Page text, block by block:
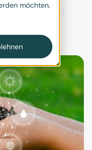
möchten.
Schweiz sind
berichten?